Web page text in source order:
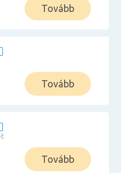
Tovább
Tovább
Tovább